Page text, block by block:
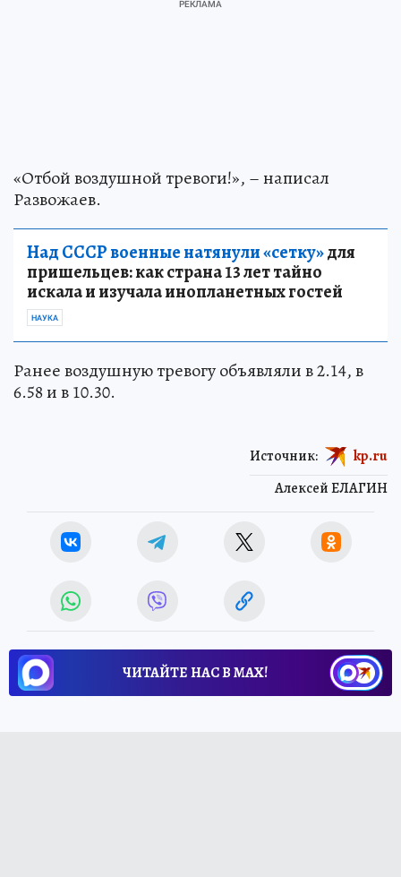
«Отбой воздушной тревоги!», – написал
Развожаев.
Над СССР военные натянули «сетку»для
пришельцев: как страна 13 лет тайно
искала и изучала инопланетных гостей
НАУКА
Ранее воздушную тревогу объявляли в 2.14, в
6.58 и в 10.30.
Алексей ЕЛАГИН
Источник: kp.ru
ЧИТАЙТЕ НАС В МАХ!